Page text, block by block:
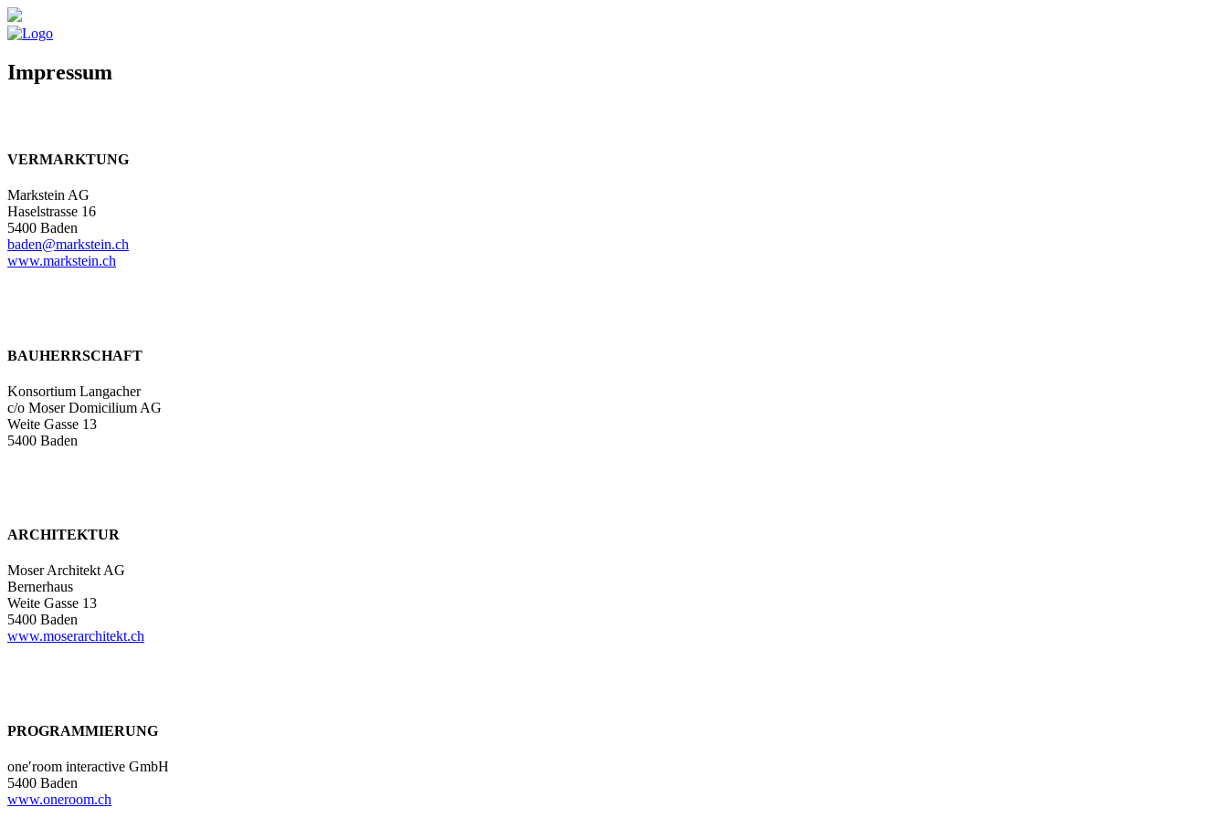
Impressum
VERMARKTUNG
Markstein AG
Haselstrasse 16
5400 Baden
baden@markstein.ch
www.markstein.ch
BAUHERRSCHAFT
Konsortium Langacher
c/o Moser Domicilium AG
Weite Gasse 13
5400 Baden
ARCHITEKTUR
Moser Architekt AG
Bernerhaus
Weite Gasse 13
5400 Baden
www.moserarchitekt.ch
PROGRAMMIERUNG
oneʹroom interactive GmbH
5400 Baden
www.oneroom.ch